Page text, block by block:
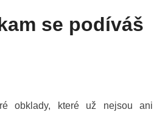
se podíváš
obklady, které už nejsou ani